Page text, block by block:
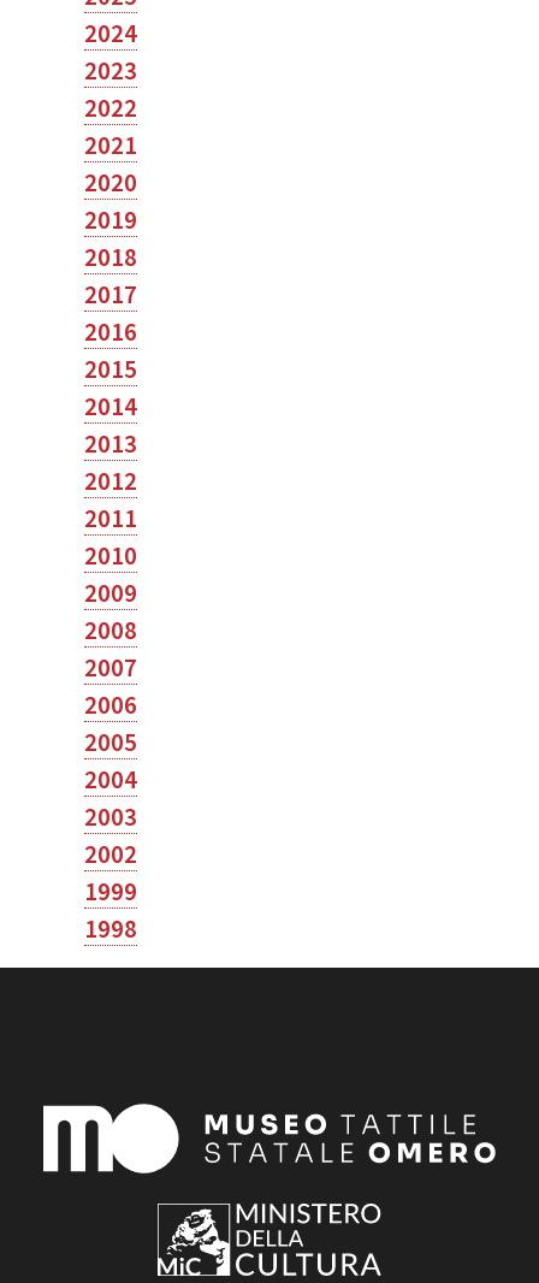
2024
2023
2022
2021
2020
2019
2018
2017
2016
2015
2014
2013
2012
2011
2010
2009
2008
2007
2006
2005
2004
2003
2002
1999
1998